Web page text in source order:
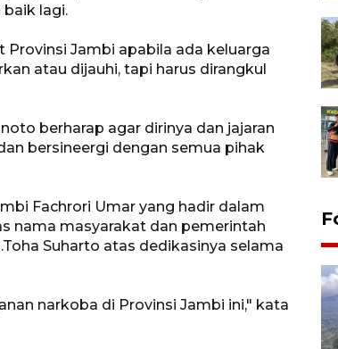
lagi.
Provinsi Jambi apabila ada keluarga
atau dijauhi, tapi harus dirangkul
berharap agar dirinya dan jajaran
bersineergi dengan semua pihak
Fachrori Umar yang hadir dalam
nama masyarakat dan pemerintah
Suharto atas dedikasinya selama
narkoba di Provinsi Jambi ini," kata